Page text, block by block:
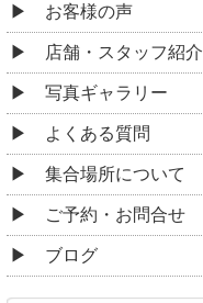
お客様の声
店舗・スタッフ紹介
写真ギャラリー
よくある質問
集合場所について
ご予約・お問合せ
ブログ